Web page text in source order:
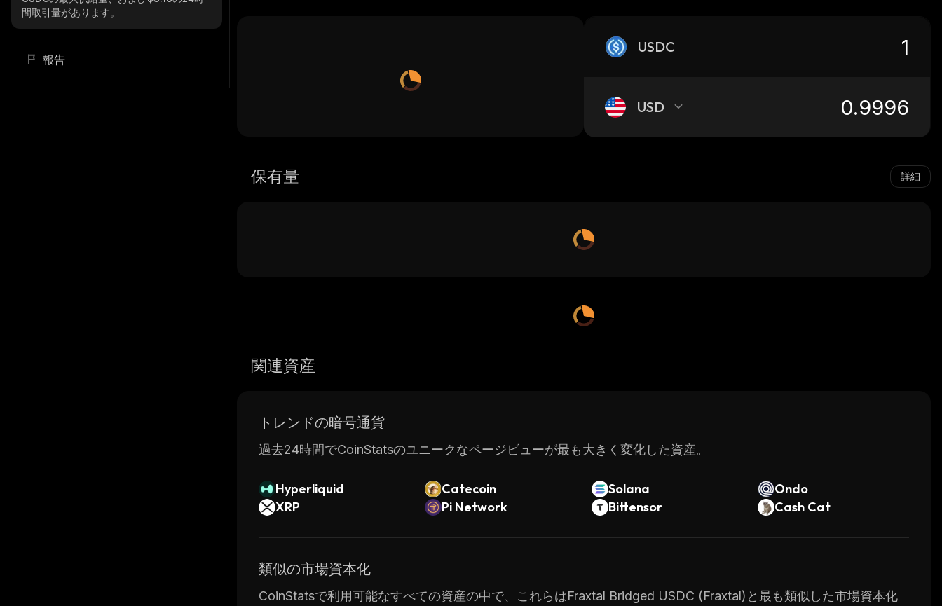
間取引量があります。
報告
USDC
USD
保有量 詳細
関連資産
トレンドの暗号通貨
過去24時間でCoinStatsのユニークなページビューが最も大きく変化した資産。
Hyperliquid Catecoin Solana
Ondo
XRP
Pi Network Bittensor Cash Cat
類似の市場資本化
CoinStatsで利用可能なすべての資産の中で、これらはFraxtal Bridged USDC (Fraxtal)と最も類似した市場資本化